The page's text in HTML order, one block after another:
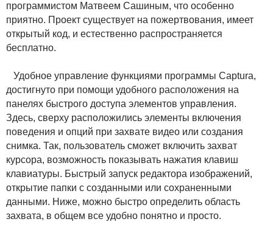
программистом Матвеем Сашиным, что особенно
приятно. Проект существует на пожертвования, имеет
открытый код, и естественно распространяется
бесплатно.
Удобное управление функциями программы Captura,
достигнуто при помощи удобного расположения на
панелях быстрого доступа элементов управления.
Здесь, сверху расположились элементы включения
поведения и опций при захвате видео или создания
снимка. Так, пользователь сможет включить захват
курсора, возможность показывать нажатия клавиш
клавиатуры. Быстрый запуск редактора изображений,
открытие папки с созданными или сохраненными
данными. Ниже, можно быстро определить область
захвата, в общем все удобно понятно и просто.